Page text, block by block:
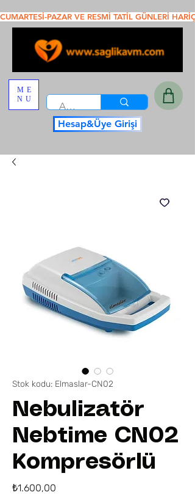
Hesap&Üye Girişi
CUMARTESİ-PAZAR VE RESMİ TATİL GÜNLERİ
ME
NU
Stok kodu: Elmaslar-CN02
Nebulizatör
Nebtime CN02
Kompresörlü
₺1.600,00